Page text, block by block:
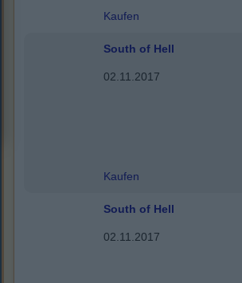
Kaufen
South of Hell
02.11.2017
Kaufen
South of Hell
02.11.2017